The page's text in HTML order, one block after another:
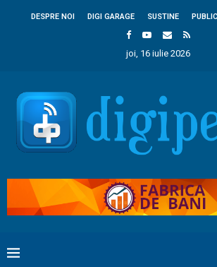
DESPRE NOI DIGI GARAGE SUSTINE
joi, 16 iulie 2026